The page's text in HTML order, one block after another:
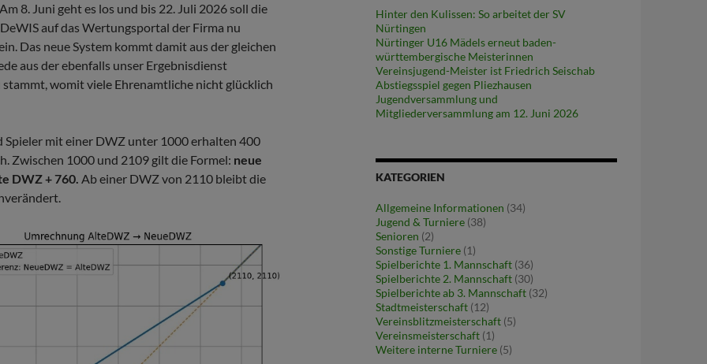
8. Juni geht es los und bis 22. Juli 2026 soll die
auf das Wertungsportal der Firma nu
Das neue System kommt damit aus der gleichen
aus der ebenfalls unser Ergebnisdienst
stammt, womit viele Ehrenamtliche nicht glücklich
Spieler mit einer DWZ unter 1000 erhalten 400
Zwischen 1000 und 2109 gilt die Formel: neue
DWZ + 760. Ab einer DWZ von 2110 bleibt die
Hinter den Kulissen: So arbeitet der SV
Nürtingen
Nürtinger U16 Mädels erneut baden-
württembergische Meisterinnen
Vereinsjugend-Meister ist Friedrich Seischab
Abstiegsspiel gegen Pliezhausen
Jugendversammlung und
Mitgliederversammlung am 12. Juni 2026
KATEGORIEN
Allgemeine Informationen (34)
Jugend & Turniere (38)
Senioren (2)
Sonstige Turniere (1)
Spielberichte 1. Mannschaft (36)
Spielberichte 2. Mannschaft (30)
Spielberichte ab 3. Mannschaft (32)
Stadtmeisterschaft (12)
Vereinsblitzmeisterschaft (5)
Vereinsmeisterschaft (1)
Weitere interne Turniere (5)